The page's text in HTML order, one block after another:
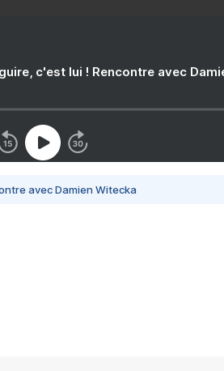
c'est lui ! Rencontre avec
avec Damien Witecka